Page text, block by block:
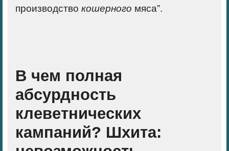
производство кошерного мяса”.
В чем полная
абсурдность
клеветнических
кампаний? Шхита: